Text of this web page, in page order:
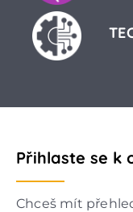
Přihlaste se k
Chceš mít